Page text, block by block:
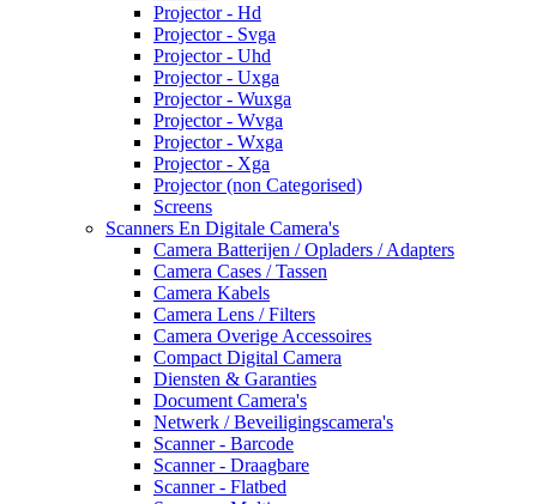
Projector - Hd
Projector - Svga
Projector - Uhd
Projector - Uxga
Projector - Wuxga
Projector - Wvga
Projector - Wxga
Projector - Xga
Projector (non Categorised)
Screens
Scanners En Digitale Camera's
Camera Batterijen / Opladers / Adapters
Camera Cases / Tassen
Camera Kabels
Camera Lens / Filters
Camera Overige Accessoires
Compact Digital Camera
Diensten & Garanties
Document Camera's
Netwerk / Beveiligingscamera's
Scanner - Barcode
Scanner - Draagbare
Scanner - Flatbed